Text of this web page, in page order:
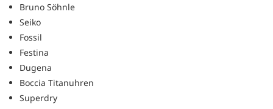
Bruno Söhnle
Seiko
Fossil
Festina
Dugena
Boccia Titanuhren
Superdry